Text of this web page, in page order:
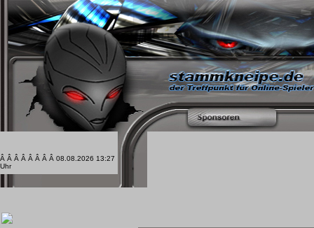
Â Â Â Â Â Â Â Â 08.08.2026 13:27
Uhr